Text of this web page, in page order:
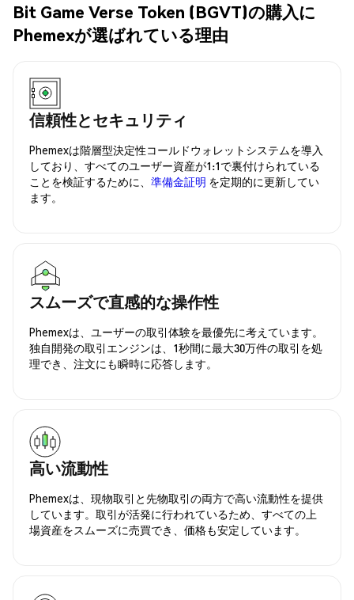
Bit Game Verse Token (BGVT)の購入に
Phemexが選ばれている理由
信頼性とセキュリティ
Phemexは階層型決定性コールドウォレットシステムを導入
しており、すべてのユーザー資産が1:1で裏付けられている
ことを検証するために、 準備金証明 を定期的に更新してい
ます。
スムーズで直感的な操作性
Phemexは、ユーザーの取引体験を最優先に考えています。
独自開発の取引エンジンは、1秒間に最大30万件の取引を処
理でき、注文にも瞬時に応答します。
高い流動性
Phemexは、現物取引と先物取引の両方で高い流動性を提供
しています。取引が活発に行われているため、すべての上
場資産をスムーズに売買でき、価格も安定しています。